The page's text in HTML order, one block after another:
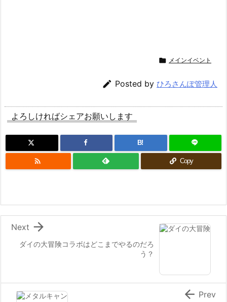
 メインイベント
 Posted by ひろさんぽ管理人
よろしければシェアお願いします
B!
 Copy
ダイの大冒険コラボはどこまでやるのだろ
う？

Next
 Prev